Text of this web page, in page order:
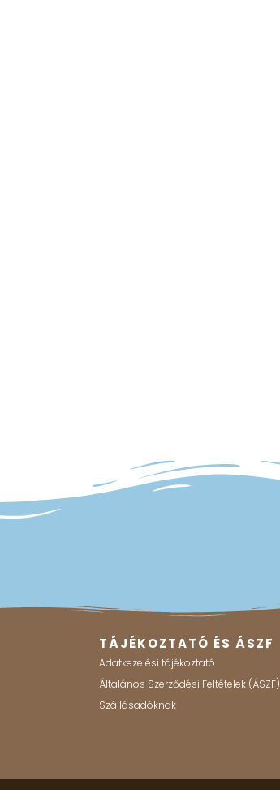
TÁJÉKOZTATÓ ÉS ÁSZF
Adatkezelési tájékoztató
Általános Szerződési Feltételek (ÁSZF)
Szállásadóknak